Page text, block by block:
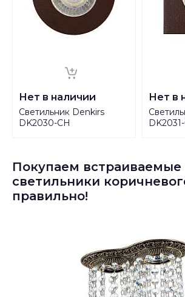
Нет в наличии
Светильник Denkirs
DK2030-CH
Нет в
Покупаем встраиваемые
светильники
правильно!